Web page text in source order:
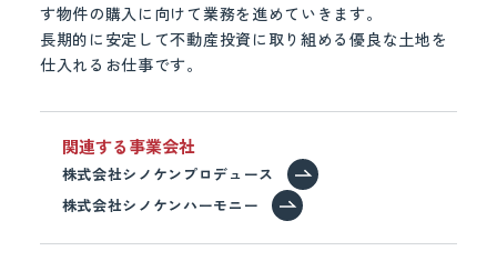
す物件の購入に向けて業務を進めていきます。
長期的に安定して不動産投資に取り組める優良な土地を
仕入れるお仕事です。
関連する事業会社
株式会社シノケンプロデュース
株式会社シノケンハーモニー